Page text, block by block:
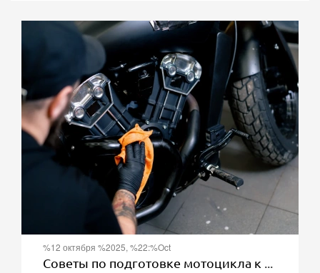
%12 октября %2025, %22:%Oct
Советы по подготовке мотоцикла к зимнему хранению